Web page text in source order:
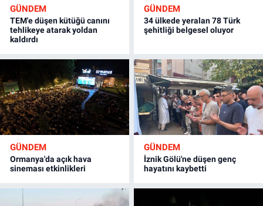
GÜNDEM
TEM'e düşen kütüğü canını
tehlikeye atarak yoldan
kaldırdı
GÜNDEM
34 ülkede yeralan 78 Türk
şehitliği belgesel oluyor
GÜNDEM
Ormanya'da açık hava
sineması etkinlikleri
GÜNDEM
İznik Gölü'ne düşen genç
hayatını kaybetti